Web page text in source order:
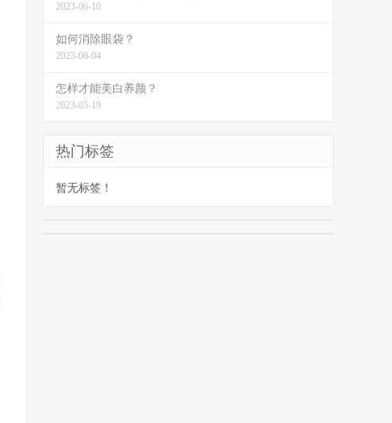
2023-06-10
如何消除眼袋？
2023-06-04
怎样才能美白养颜？
2023-05-19
热门标签
暂无标签！